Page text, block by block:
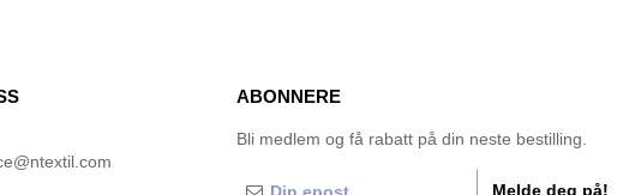
ABONNERE
Bli medlem og få rabatt på din neste bestilling.
Melde deg på!